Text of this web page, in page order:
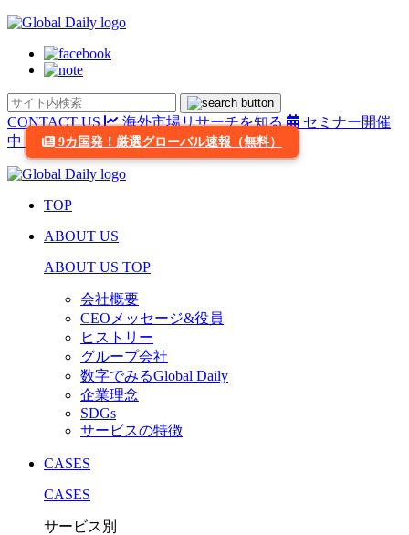
CONTACT US 海外市場リサーチを知る
セミナー開催
中
9カ国発！厳選グローバル速報（無料）
TOP
ABOUT US
ABOUT US TOP
会社概要
CEOメッセージ&役員
ヒストリー
グループ会社
数字でみるGlobal Daily
企業理念
SDGs
サービスの特徴
CASES
CASES
サービス別